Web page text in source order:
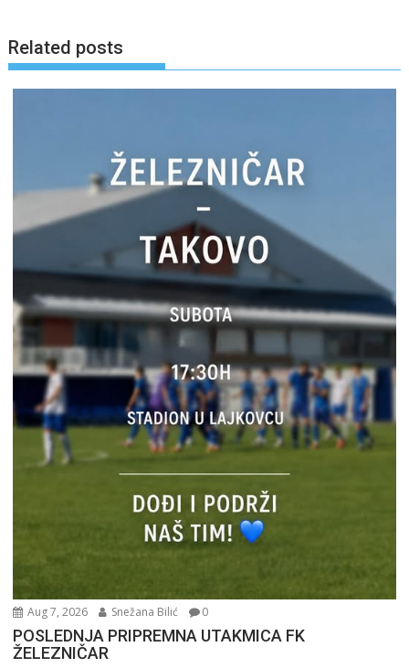
Related posts
Aug 7, 2026 Snežana Bilić 0
POSLEDNJA PRIPREMNA UTAKMICA FK
ŽELEZNIČAR